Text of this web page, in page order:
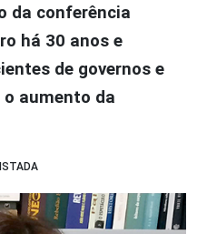
da conferência
há 30 anos e
de governos e
aumento da